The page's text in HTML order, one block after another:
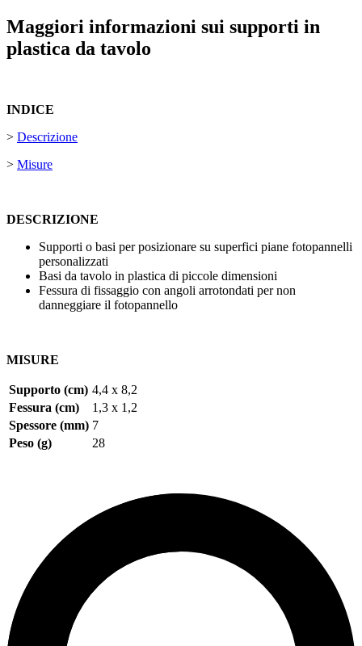
Maggiori informazioni sui supporti in
plastica da tavolo
INDICE
> Descrizione
> Misure
DESCRIZIONE
Supporti o basi per posizionare su superfici piane fotopannelli
personalizzati
Basi da tavolo in plastica di piccole dimensioni
Fessura di fissaggio con angoli arrotondati per non
danneggiare il fotopannello
MISURE
Supporto (cm) 4,4 x 8,2
Fessura (cm)
1,3 x 1,2
Spessore (mm) 7
Peso (g)
28